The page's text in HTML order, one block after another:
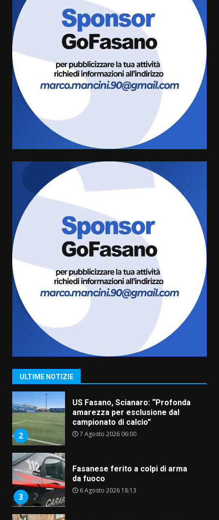
ULTIME NOTIZIE
Fasanese ferito a colpi di arma
da fuoco
6 Agosto 2026 18:13
Carta d’identità: continua il piano
di aperture straordinarie del
Comune di Fasano
cittadina di Fratelli d’Italia,
pronta a tornare in Consiglio
comunale
6 Agosto 2026 08:00
Cura dei beni comuni e
cittadinanza attiva: online
l’avviso per la gestione
condivisa della Villetta di
Laureto
La magia del Minareto e la prima
assoluta de “L’Albergo
Belvedere. Il rapimento”
6 Agosto 2026 06:15
1
“I Contestatori: Musica di
Rivoluzione”: nuovo
appuntamento con “Fasano in
2
US Fasano, Scianaro: “Profonda
amarezza per esclusione dal
campionato di calcio”
7 Agosto 2026 06:00
3
Fasanese ferito a colpi di arma
da fuoco
6 Agosto 2026 18:13